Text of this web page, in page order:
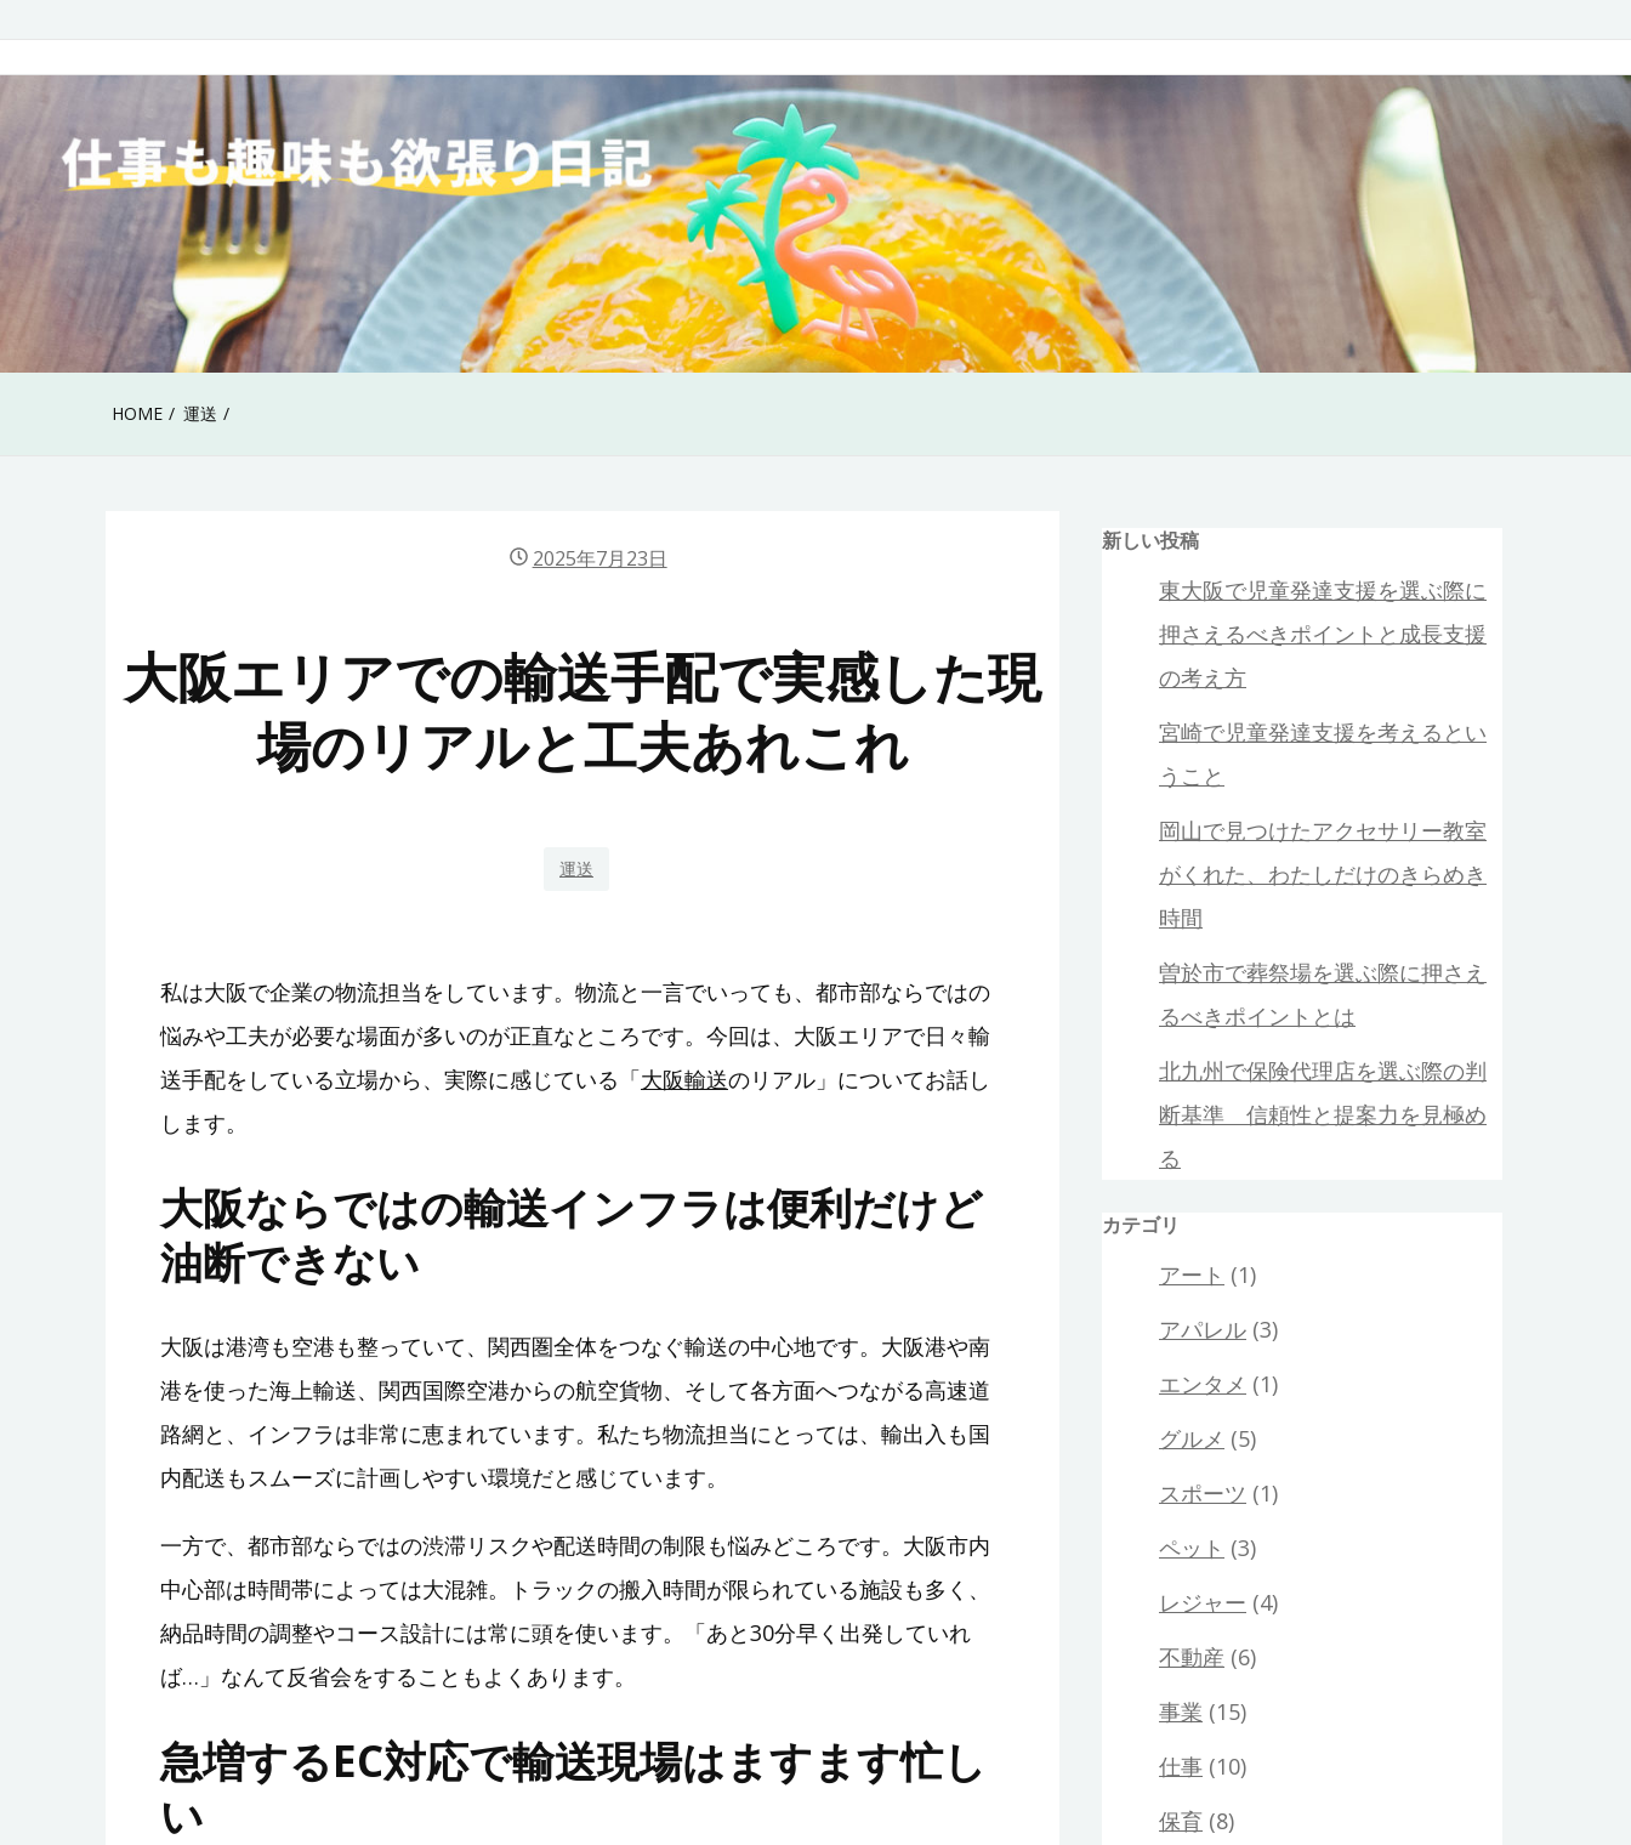
content
40代女性の仕事も趣味も欲張り日記
HOME 運送
2025年7月23日
大阪エリアでの輸送手配で実感した現
場のリアルと工夫あれこれ
運送
私は大阪で企業の物流担当をしています。物流と一言でいっても、都市部ならではの
悩みや工夫が必要な場面が多いのが正直なところです。今回は、大阪エリアで日々輸
送手配をしている立場から、実際に感じている「大阪輸送のリアル」についてお話し
します。
大阪ならではの輸送インフラは便利だけど
油断できない
大阪は港湾も空港も整っていて、関西圏全体をつなぐ輸送の中心地です。大阪港や南
港を使った海上輸送、関西国際空港からの航空貨物、そして各方面へつながる高速道
路網と、インフラは非常に恵まれています。私たち物流担当にとっては、輸出入も国
内配送もスムーズに計画しやすい環境だと感じています。
一方で、都市部ならではの渋滞リスクや配送時間の制限も悩みどころです。大阪市内
中心部は時間帯によっては大混雑。トラックの搬入時間が限られている施設も多く、
納品時間の調整やコース設計には常に頭を使います。「あと30分早く出発していれ
ば…」なんて反省会をすることもよくあります。
急増するEC対応で輸送現場はますます忙し
い
新しい投稿
東大阪で児童発達支援を選ぶ際に
押さえるべきポイントと成長支援
の考え方
宮崎で児童発達支援を考えるとい
うこと
岡山で見つけたアクセサリー教室
がくれた、わたしだけのきらめき
時間
曽於市で葬祭場を選ぶ際に押さえ
るべきポイントとは
北九州で保険代理店を選ぶ際の判
断基準 信頼性と提案力を見極め
る
カテゴリ
アート (1)
アパレル (3)
エンタメ (1)
グルメ (5)
スポーツ (1)
ペット (3)
レジャー (4)
不動産 (6)
事業 (15)
仕事 (10)
保育 (8)